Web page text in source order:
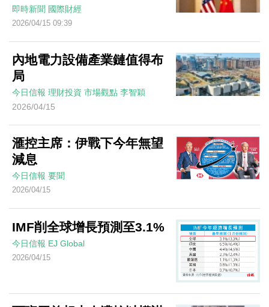
即時新聞 國際財經
2026/04/15 09:39
內地電力設備產業鏈值得布
局
今日信報 理財投資 市場觀點 李智穎
2026/04/15
滙控主席：伊戰下今年無望
減息
今日信報 要聞
2026/04/15
IMF削全球增長預測至3.1%
今日信報 EJ Global
2026/04/15